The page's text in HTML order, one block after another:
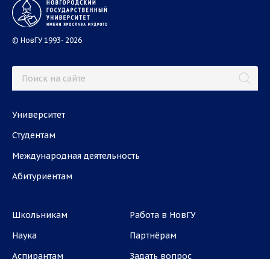
© НовГУ 1993- 2026
Университет
Студентам
Международная деятельность
Абитуриентам
Школьникам
Наука
Аспирантам
Работа в НовГУ
Партнёрам
Задать вопрос